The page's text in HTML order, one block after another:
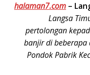
halaman7.com –
Langsa
pertolongan
banjir di beberapa
Pondok Pabrik